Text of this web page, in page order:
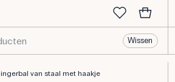
Wissen
van staal met haakje